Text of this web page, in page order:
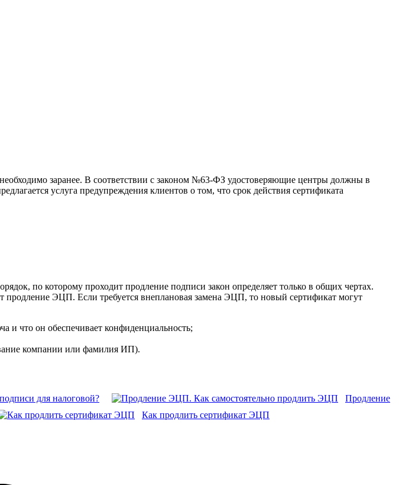
заранее. В соответствии с законом №63-ФЗ удостоверяющие центры должны в
услуга предупреждения клиентов о том, что срок действия сертификата
по которому проходит продление подписи закон определяет только в общих чертах.
ЭЦП. Если требуется внеплановая замена ЭЦП, то новый сертификат могут
и что он обеспечивает конфиденциальность;
компании или фамилия ИП).
для налоговой?
Продление
Как продлить сертификат ЭЦП